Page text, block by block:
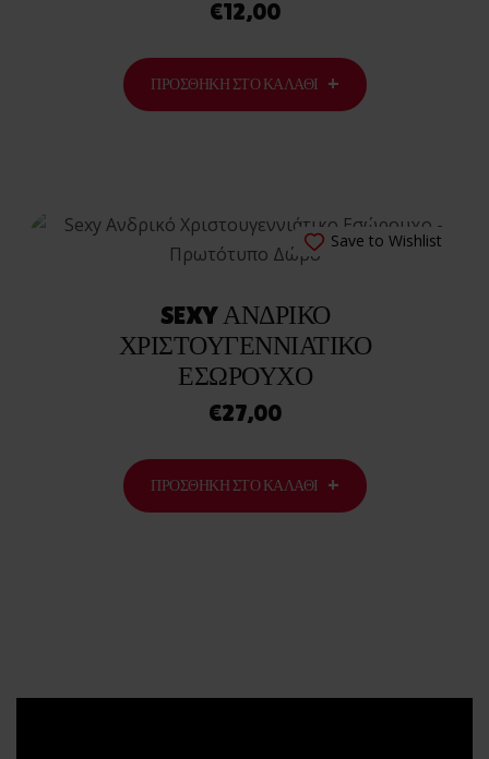
€12,00
ΠΡΟΣΘΉΚΗ ΣΤΟ ΚΑΛΆΘΙ
Save to Wishlist
SEXY ΑΝΔΡΙΚΌ
ΧΡΙΣΤΟΥΓΕΝΝΙΆΤΙΚΟ
ΕΣΏΡΟΥΧΟ
€27,00
ΠΡΟΣΘΉΚΗ ΣΤΟ ΚΑΛΆΘΙ